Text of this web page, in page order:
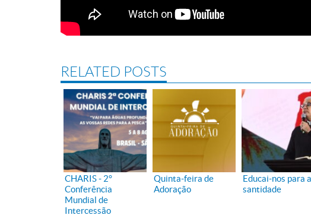
RELATED POSTS
CHARIS - 2°
Conferência
Mundial de
Intercessão
Quinta-feira de
Adoração
Educai-nos para a
santidade